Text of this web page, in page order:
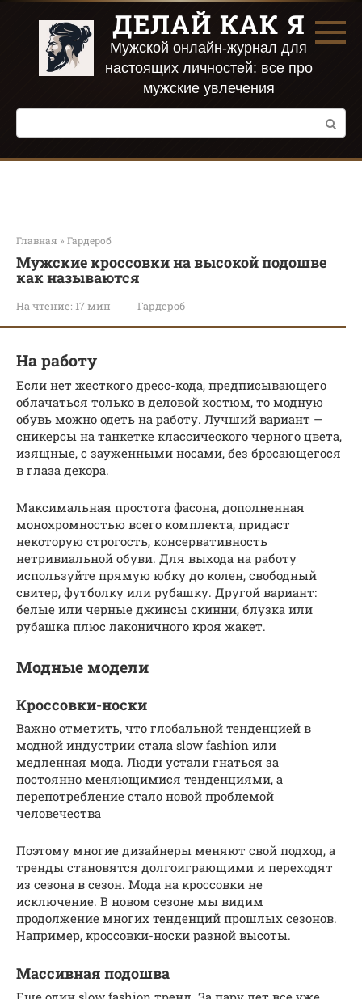
Перейти
контенту
ДЕЛАЙ КАК Я
Мужской онлайн-журнал для
настоящих личностей: все про
мужские увлечения
Поиск:
Главная » Гардероб
Мужские кроссовки на высокой подошве
как называются
На чтение: 17 мин Гардероб
На работу
Если нет жесткого дресс-кода, предписывающего
облачаться только в деловой костюм, то модную
обувь можно одеть на работу. Лучший вариант —
сникерсы на танкетке классического черного цвета,
изящные, с зауженными носами, без бросающегося
в глаза декора.
Максимальная простота фасона, дополненная
монохромностью всего комплекта, придаст
некоторую строгость, консервативность
нетривиальной обуви. Для выхода на работу
используйте прямую юбку до колен, свободный
свитер, футболку или рубашку. Другой вариант:
белые или черные джинсы скинни, блузка или
рубашка плюс лаконичного кроя жакет.
Модные модели
Кроссовки-носки
Важно отметить, что глобальной тенденцией в
модной индустрии стала slow fashion или
медленная мода. Люди устали гнаться за
постоянно меняющимися тенденциями, а
перепотребление стало новой проблемой
человечества
Поэтому многие дизайнеры меняют свой подход, а
тренды становятся долгоиграющими и переходят
из сезона в сезон. Мода на кроссовки не
исключение. В новом сезоне мы видим
продолжение многих тенденций прошлых сезонов.
Например, кроссовки-носки разной высоты.
Массивная подошва